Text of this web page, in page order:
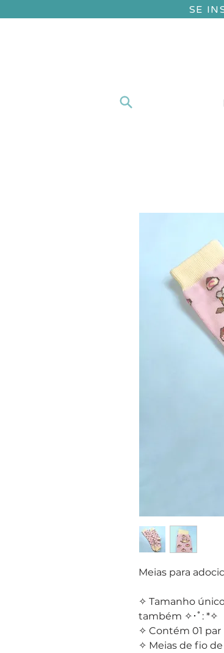
SE
Meias para
✧ Tamanho
também ✧･ﾟ: *✧
✧ Contém 01 par
✧ Meias de fio